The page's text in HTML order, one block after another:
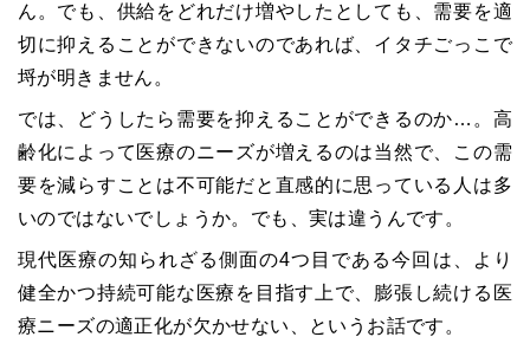
ん。でも、供給をどれだけ増やしたとしても、需要を適
切に抑えることができないのであれば、イタチごっこで
埒が明きません。
では、どうしたら需要を抑えることができるのか…。高
齢化によって医療のニーズが増えるのは当然で、この需
要を減らすことは不可能だと直感的に思っている人は多
いのではないでしょうか。でも、実は違うんです。
現代医療の知られざる側面の4つ目である今回は、より
健全かつ持続可能な医療を目指す上で、膨張し続ける医
療ニーズの適正化が欠かせない、というお話です。